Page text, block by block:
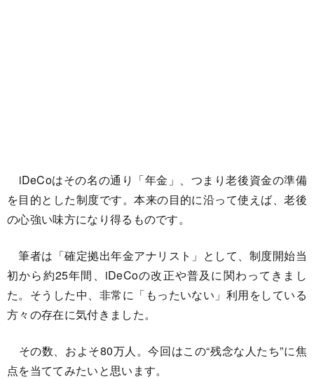
iDeCoはその名の通り「年金」、つまり老後資金の準備
を目的とした制度です。本来の目的に沿って使えば、老後
の心強い味方になり得るものです。
筆者は「確定拠出年金アナリスト」として、制度開始当
初から約25年間、iDeCoの改正や普及に関わってきまし
た。そうした中、非常に「もったいない」利用をしている
方々の存在に気付きました。
その数、およそ80万人。今回はこの“残念な人たち”に焦
点を当ててみたいと思います。